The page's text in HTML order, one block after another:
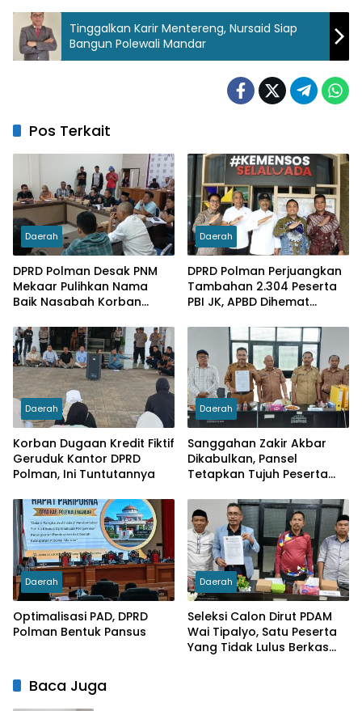
Tinggalkan Karir Mentereng, Nursaid Siap
Bangun Polewali Mandar
Pos Terkait
Daerah
DPRD Polman Desak PNM
Mekaar Pulihkan Nama
Baik Nasabah Korban
Daerah
DPRD Polman Perjuangkan
Tambahan 2.304 Peserta
PBI JK, APBD Dihemat
Daerah
Korban Dugaan Kredit Fiktif
Geruduk Kantor DPRD
Polman, Ini Tuntutannya
Daerah
Sanggahan Zakir Akbar
Dikabulkan, Pansel
Tetapkan Tujuh Peserta
Wai Tipalayo
Daerah
Optimalisasi PAD, DPRD
Polman Bentuk Pansus
Daerah
Seleksi Calon Dirut PDAM
Wai Tipalyo, Satu Peserta
Yang Tidak Lulus Berkas
Baca Juga